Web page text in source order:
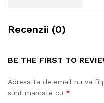
Recenzii (0)
BE THE FIRST TO
Adresa ta de email nu va fi
sunt marcate cu *